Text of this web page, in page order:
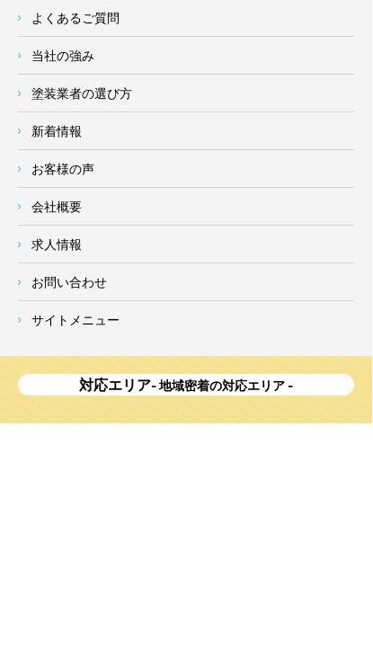
よくあるご質問
当社の強み
塗装業者の選び方
新着情報
お客様の声
会社概要
求人情報
お問い合わせ
サイトメニュー
対応エリア- 地域密着の対応エリア -